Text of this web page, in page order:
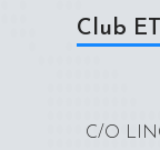
Club
C/O